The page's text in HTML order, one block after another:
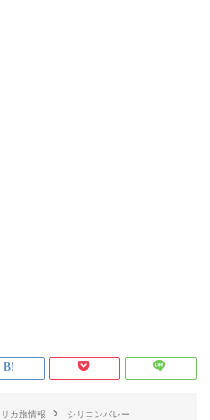
カ旅情報
シリコンバレー